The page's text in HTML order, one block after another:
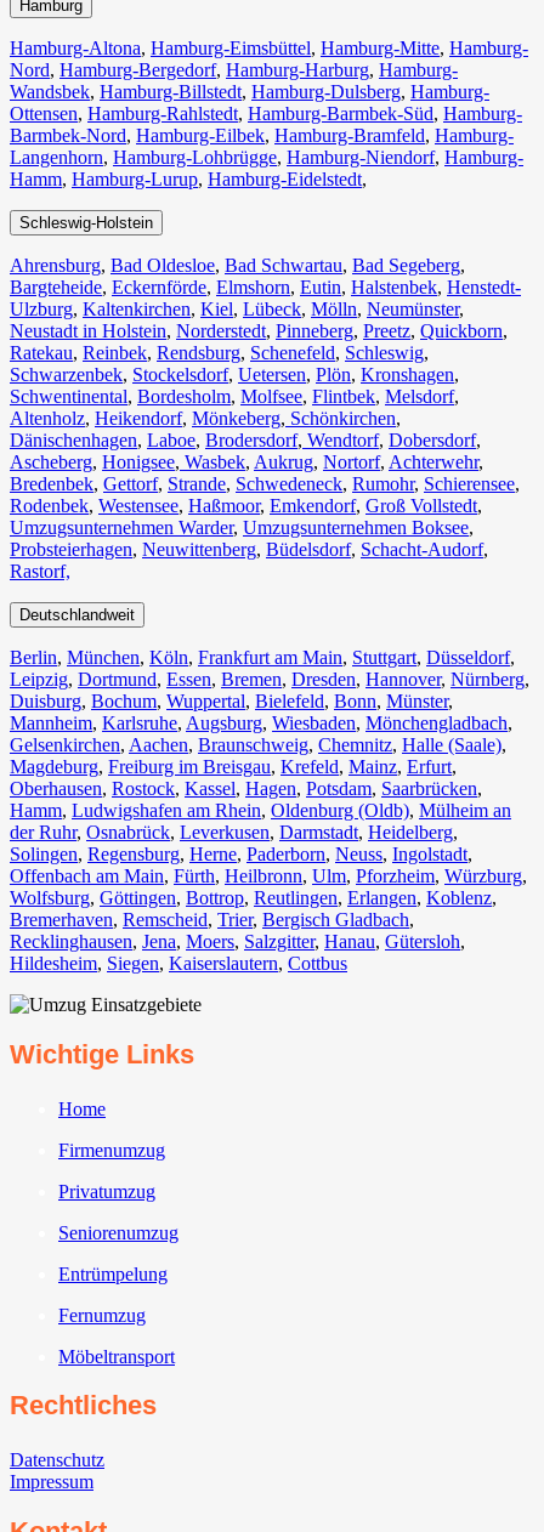
Hamburg
Hamburg-Altona, Hamburg-Eimsbüttel, Hamburg-Mitte, Hamburg-
Nord, Hamburg-Bergedorf, Hamburg-Harburg, Hamburg-
Wandsbek, Hamburg-Billstedt, Hamburg-Dulsberg, Hamburg-
Ottensen, Hamburg-Rahlstedt, Hamburg-Barmbek-Süd, Hamburg-
Barmbek-Nord, Hamburg-Eilbek, Hamburg-Bramfeld, Hamburg-
Langenhorn, Hamburg-Lohbrügge, Hamburg-Niendorf, Hamburg-
Hamm, Hamburg-Lurup, Hamburg-Eidelstedt,
Schleswig-Holstein
Ahrensburg, Bad Oldesloe, Bad Schwartau, Bad Segeberg,
Bargteheide, Eckernförde, Elmshorn, Eutin, Halstenbek, Henstedt-
Ulzburg, Kaltenkirchen, Kiel, Lübeck, Mölln, Neumünster,
Neustadt in Holstein, Norderstedt, Pinneberg, Preetz, Quickborn,
Ratekau, Reinbek, Rendsburg, Schenefeld, Schleswig,
Schwarzenbek, Stockelsdorf, Uetersen, Plön, Kronshagen,
Schwentinental, Bordesholm, Molfsee, Flintbek, Melsdorf,
Altenholz, Heikendorf, Mönkeberg, Schönkirchen,
Dänischenhagen, Laboe, Brodersdorf, Wendtorf, Dobersdorf,
Ascheberg, Honigsee, Wasbek, Aukrug, Nortorf, Achterwehr,
Bredenbek, Gettorf, Strande, Schwedeneck, Rumohr, Schierensee,
Rodenbek, Westensee, Haßmoor, Emkendorf, Groß Vollstedt,
Umzugsunternehmen Warder, Umzugsunternehmen Boksee,
Probsteierhagen, Neuwittenberg, Büdelsdorf, Schacht-Audorf,
Rastorf,
Deutschlandweit
Berlin⁠, München, Köln⁠, Frankfurt am Main, Stuttgart, Düsseldorf,
Leipzig, Dortmund, Essen, Bremen, Dresden, Hannover, Nürnberg,
Duisburg⁠, Bochum, Wuppertal⁠, Bielefeld⁠, Bonn⁠, Münster⁠,
Mannheim, Karlsruhe, Augsburg, Wiesbaden⁠, Mönchengladbach⁠,
Gelsenkirchen⁠, Aachen⁠, Braunschweig, Chemnitz⁠, Halle (Saale)⁠,
Magdeburg, Freiburg im Breisgau⁠, Krefeld⁠, Mainz⁠, Erfurt,
Oberhausen⁠, Rostock⁠, Kassel⁠, Hagen, Potsdam, Saarbrücken⁠,
Hamm, Ludwigshafen am Rhein⁠, Oldenburg (Oldb), Mülheim an
der Ruhr, Osnabrück⁠, Leverkusen, Darmstadt⁠, Heidelberg,
Solingen, Regensburg, Herne⁠, Paderborn, Neuss, Ingolstadt,
Offenbach am Main, Fürth⁠, Heilbronn, Ulm⁠, Pforzheim, Würzburg,
Wolfsburg⁠, Göttingen, Bottrop, Reutlingen, Erlangen⁠, Koblenz,
Bremerhaven⁠, Remscheid, Trier⁠, Bergisch Gladbach,
Recklinghausen, Jena⁠, Moers⁠, Salzgitter⁠, Hanau, Gütersloh,
Hildesheim⁠, Siegen⁠, Kaiserslautern⁠, Cottbus⁠
Wichtige Links
Home
Firmenumzug
Privatumzug
Seniorenumzug
Entrümpelung
Fernumzug
Möbeltransport
Rechtliches
Datenschutz
Impressum